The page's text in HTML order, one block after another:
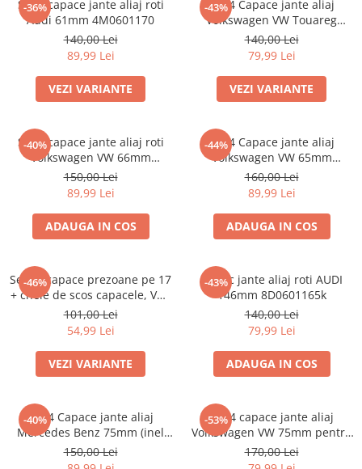
-36%
Set 4 capace jante aliaj roti
Audi 61mm 4M0601170
140,00 Lei
89,99 Lei
VEZI VARIANTE
-43%
Set 4 Capace jante aliaj
Volkswagen VW Touareg
7L6601149
140,00 Lei
79,99 Lei
VEZI VARIANTE
-40%
Set 4 capace jante aliaj roti
Volkswagen VW 66mm
5G0601171
150,00 Lei
89,99 Lei
ADAUGA IN COS
-44%
Set 4 Capace jante aliaj
Volkswagen VW 65mm
5H0601171
160,00 Lei
89,99 Lei
ADAUGA IN COS
-46%
Set 20 capace prezoane pe 17
+ cheie de scos capacele, VW/
Audi /Skoda
101,00 Lei
54,99 Lei
VEZI VARIANTE
-43%
Capac jante aliaj roti AUDI
146mm 8D0601165k
140,00 Lei
79,99 Lei
ADAUGA IN COS
-40%
set 4 Capace jante aliaj
Mercedes Benz 75mm (inel
prindere)
150,00 Lei
-53%
Set 4 capace jante aliaj
Volkswagen VW 75mm pentru
jante originale Mercedes
A1714000025
170,00 Lei